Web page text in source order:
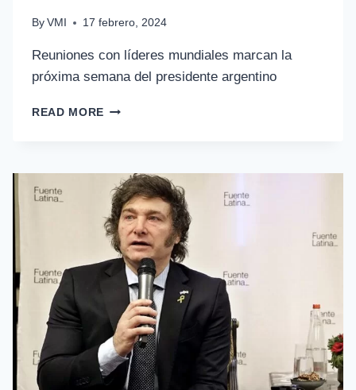
By VMI 17 febrero, 2024
Reuniones con líderes mundiales marcan la
próxima semana del presidente argentino
READ MORE